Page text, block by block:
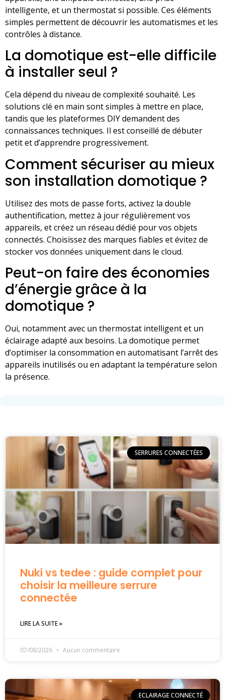
intelligente, et un thermostat si possible. Ces éléments
simples permettent de découvrir les automatismes et les
contrôles à distance.
La domotique est-elle difficile
à installer seul ?
Cela dépend du niveau de complexité souhaité. Les
solutions clé en main sont simples à mettre en place,
tandis que les plateformes DIY demandent des
connaissances techniques. Il est conseillé de débuter
petit et d’apprendre progressivement.
Comment sécuriser au mieux
son installation domotique ?
Utilisez des mots de passe forts, activez la double
authentification, mettez à jour régulièrement vos
appareils, et créez un réseau dédié pour vos objets
connectés. Choisissez des marques fiables et évitez de
stocker vos données uniquement dans le cloud.
Peut-on faire des économies
d’énergie grâce à la
domotique ?
Oui, notamment avec un thermostat intelligent et un
éclairage adapté aux besoins. La domotique permet
d’optimiser la consommation en automatisant l’arrêt des
appareils inutilisés ou en adaptant la température selon
la présence.
SERRURES CONNECTÉES
Nuki vs tedee : guide complet pour
choisir la meilleure serrure
connectée
LIRE LA SUITE »
07/08/2026 Aucun commentaire
ECLAIRAGE CONNECTÉ